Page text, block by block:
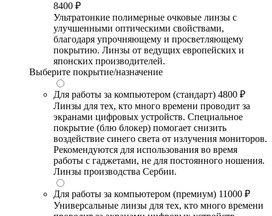
8400 ₽
Ультратонкие полимерные очковые линзы с
улучшенными оптическими свойствами,
благодаря упрочняющему и просветляющему
покрытию. Линзы от ведущих европейских и
японских производителей.
Выберите покрытие/назначение
Для работы за компьютером (стандарт) 4800 ₽
Линзы для тех, кто много времени проводит за
экранами цифровых устройств. Специальное
покрытие (блю блокер) помогает снизить
воздействие синего света от излучения мониторов.
Рекомендуются для использования во время
работы с гаджетами, не для постоянного ношения.
Линзы производства Сербии.
Для работы за компьютером (премиум) 11000 ₽
Универсальные линзы для тех, кто много времени